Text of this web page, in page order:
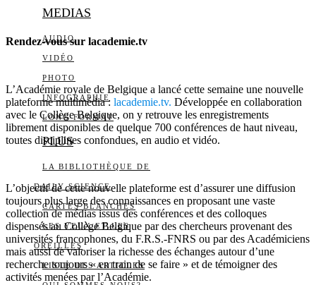
MEDIAS
AUDIO
VIDÉO
PHOTO
INFOGRAPHIE
LONG FORMAT
PLUS
LA BIBLIOTHÈQUE DE
DAILY SCIENCE
CARTES BLANCHES
LES YEUX ET LES
OREILLES
LISTE DES ARTICLES
Rendez-vous sur lacademie.tv
L’Académie royale de Belgique a lancé cette semaine une nouvelle
plateforme multimédia : lacademie.tv. Développée en collaboration
avec le Collège Belgique, on y retrouve les enregistrements
librement disponibles de quelque 700 conférences de haut niveau,
toutes disciplines confondues, en audio et vidéo.
L’objectif de cette nouvelle plateforme est d’assurer une diffusion
toujours plus large des connaissances en proposant une vaste
collection de médias issus des conférences et des colloques
dispensés au Collège Belgique par des chercheurs provenant des
universités francophones, du F.R.S.-FNRS ou par des Académiciens
mais aussi de valoriser la richesse des échanges autour d’une
recherche toujours « en train de se faire » et de témoigner des
activités menées par l’Académie.